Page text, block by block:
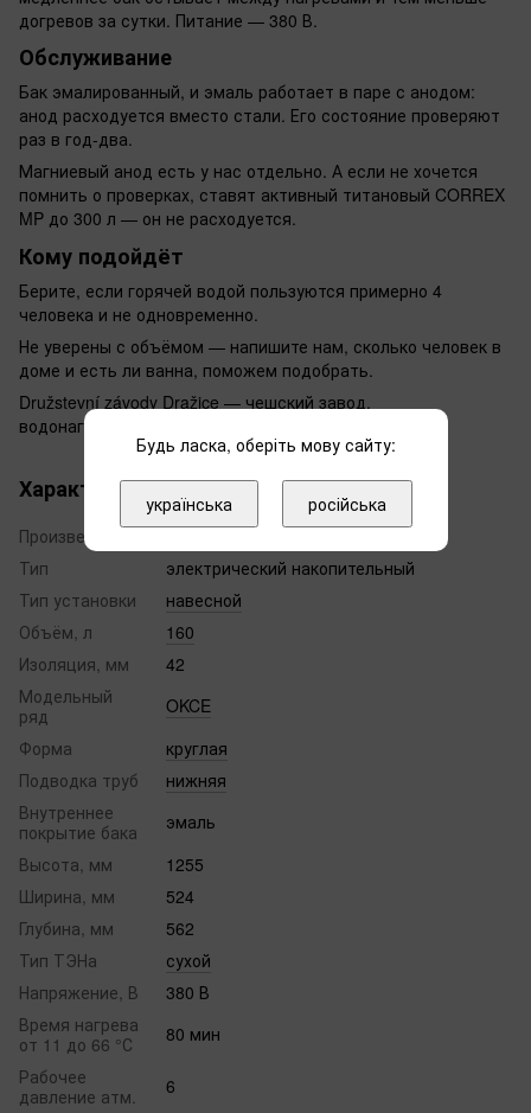
догревов за сутки. Питание — 380 В.
Обслуживание
Бак эмалированный, и эмаль работает в паре с анодом:
анод расходуется вместо стали. Его состояние проверяют
раз в год-два.
Магниевый анод есть у нас отдельно. А если не хочется
помнить о проверках, ставят активный титановый CORREX
MP до 300 л — он не расходуется.
Кому подойдёт
Берите, если горячей водой пользуются примерно 4
человека и не одновременно.
Не уверены с объёмом — напишите нам, сколько человек в
доме и есть ли ванна, поможем подобрать.
Družstevní závody Dražice — чешский завод,
водонагреватели выпускает с 1956 года.
Характеристики
Произведено в
Тип
электрический накопительный
Тип установки
навесной
Объём, л
160
Изоляция, мм
42
Модельный
ряд
OKCE
Форма
круглая
Подводка труб
нижняя
Внутреннее
покрытие бака
эмаль
Высота, мм
1255
Ширина, мм
524
Глубина, мм
562
Тип ТЭНа
сухой
Напряжение, В
380 В
Время нагрева
от 11 до 66 °С
80 мин
Рабочее
давление атм.
6
Будь ласка, оберіть мову сайту:
українська російська